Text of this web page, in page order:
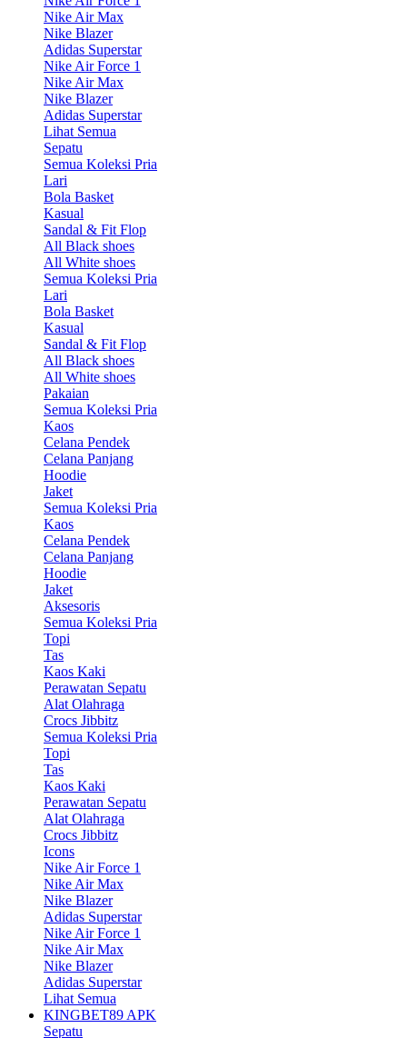
Nike Air Max
Nike Blazer
Adidas Superstar
Nike Air Force 1
Nike Air Max
Nike Blazer
Adidas Superstar
Lihat Semua
Sepatu
Semua Koleksi Pria
Lari
Bola Basket
Kasual
Sandal & Fit Flop
All Black shoes
All White shoes
Semua Koleksi Pria
Lari
Bola Basket
Kasual
Sandal & Fit Flop
All Black shoes
All White shoes
Pakaian
Semua Koleksi Pria
Kaos
Celana Pendek
Celana Panjang
Hoodie
Jaket
Semua Koleksi Pria
Kaos
Celana Pendek
Celana Panjang
Hoodie
Jaket
Aksesoris
Semua Koleksi Pria
Topi
Tas
Kaos Kaki
Perawatan Sepatu
Alat Olahraga
Crocs Jibbitz
Semua Koleksi Pria
Topi
Tas
Kaos Kaki
Perawatan Sepatu
Alat Olahraga
Crocs Jibbitz
Icons
Nike Air Force 1
Nike Air Max
Nike Blazer
Adidas Superstar
Nike Air Force 1
Nike Air Max
Nike Blazer
Adidas Superstar
Lihat Semua
KINGBET89 APK
Sepatu